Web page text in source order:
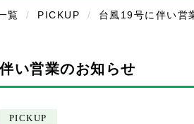
覧 PICKUP 台風19号に伴い営
い営業のお知らせ
PICKUP